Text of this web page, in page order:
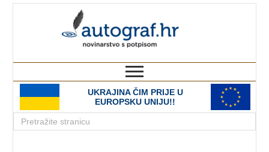
UKRAJINA ČIM PRIJE U
EUROPSKU UNIJU!!